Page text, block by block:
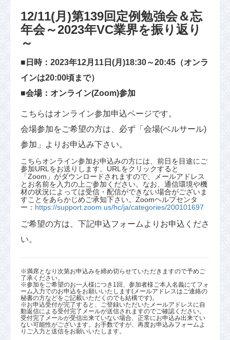
12/11(月)第139回定例勉強会＆忘
年会～2023年VC業界を振り返り
～
■日時：2023年12月11日(月)18:30～20:45（オンラ
インは20:00頃まで）
■会場：オンライン(Zoom)参加
こちらはオンライン参加申込ページです。
会場参加をご希望の方は、必ず「会場(ベルサール)
参加」よりお申込み下さい。
こちらオンライン参加お申込みの方には、前日を目途にご
参加URLをお送りします。URLをクリックすると
「Zoom」がダウンロードされますので、メールアドレス
とお名前を入力の上ご参加ください。なお、通信環境や機
材の状況によっては受信・配信ができない場合がございま
すことをあらかじめご承知下さい。Zoomヘルプセンタ
ー： https://support.zoom.us/hc/ja/categories/200101697
ご希望の方は、下記申込フォームよりお申込くださ
い。
※満席となり次第お申込みを締め切らせていただきますので予めご
了承ください。
※参加をご希望のお一人様につき1回、参加者様ご本人名義にてフォ
ーム入力でのお申込をお願いいたします(メールアドレスはご連絡の
秘書の方などをご記載いただくのでも結構です)。
※お申込受付が完了すると、ご登録いただいたメールアドレスに自
動返信による受付完了メールが送信されますのでご確認ください。
受付完了メールが受信出来ていない場合、正常にお申込み出来てい
ない可能性がございます。お手数ですが、再度お申込みフォームよ
りご入力と送信をお願いいたします。